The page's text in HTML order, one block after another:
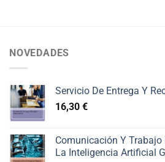
NOVEDADES
Servicio De Entrega Y
16,30 €
Comunicación Y Trabajo
La Inteligencia Artificial